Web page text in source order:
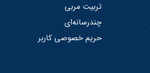
تربیت مربی
چندرسانه‌ای
حریم خصوصی کاربر